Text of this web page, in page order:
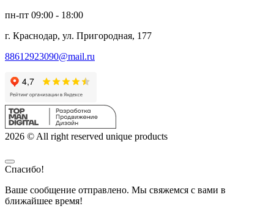
пн-пт 09:00 - 18:00
г. Краснодар, ул. Пригородная, 177
88612923090@mail.ru
2026 © All right reserved unique products
Спасибо!
Ваше сообщение отправлено. Мы свяжемся с вами в
ближайшее время!